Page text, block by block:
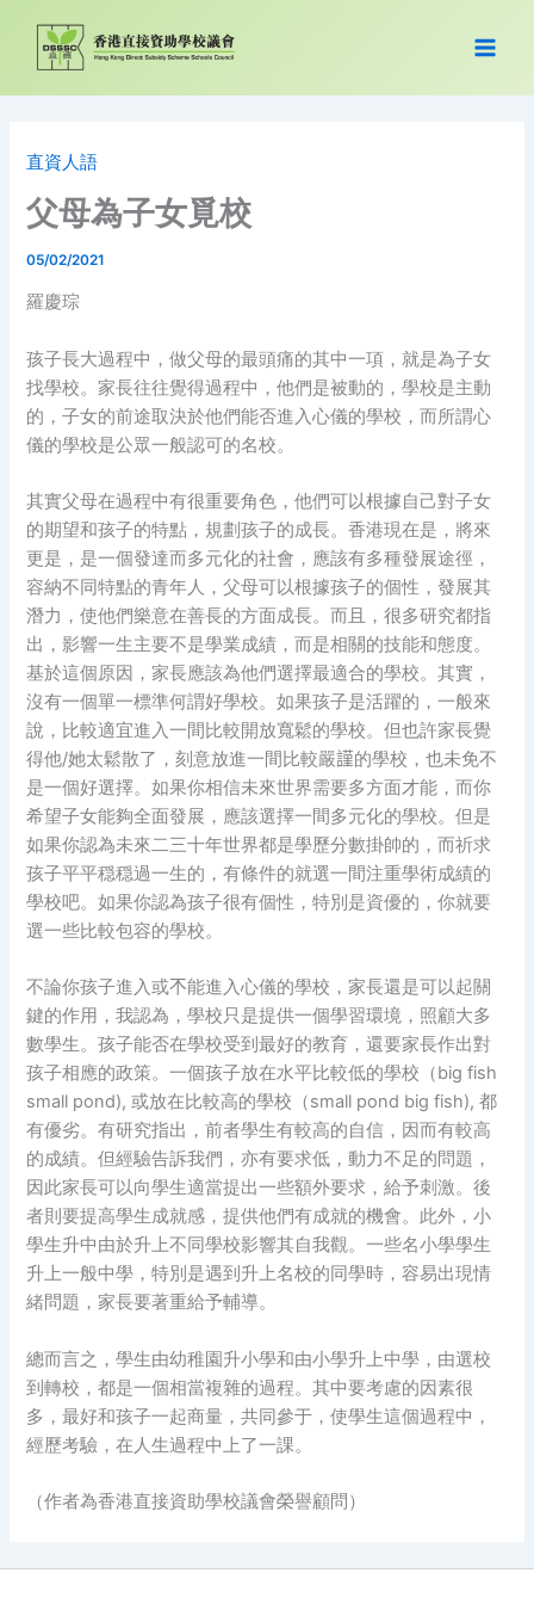
要
直資人語
父母為子女覓校
05/02/2021
羅慶琮
孩子長大過程中，做父母的最頭痛的其中一項，就是為子女
找學校。家長往往覺得過程中，他們是被動的，學校是主動
的，子女的前途取決於他們能否進入心儀的學校，而所謂心
儀的學校是公眾一般認可的名校。
其實父母在過程中有很重要角色，他們可以根據自己對子女
的期望和孩子的特點，規劃孩子的成長。香港現在是，將來
更是，是一個發達而多元化的社會，應該有多種發展途徑，
容納不同特點的青年人，父母可以根據孩子的個性，發展其
潛力，使他們樂意在善長的方面成長。而且，很多研究都指
出，影響一生主要不是學業成績，而是相關的技能和態度。
基於這個原因，家長應該為他們選擇最適合的學校。其實，
沒有一個單一標準何謂好學校。如果孩子是活躍的，一般來
說，比較適宜進入一間比較開放寬鬆的學校。但也許家長覺
得他/她太鬆散了，刻意放進一間比較嚴𧫴的學校，也未免不
是一個好選擇。如果你相信未來世界需要多方面才能，而你
希望子女能夠全面發展，應該選擇一間多元化的學校。但是
如果你認為未來二三十年世界都是學歷分數掛帥的，而祈求
孩子平平穏穏過一生的，有條件的就選一間注重學術成績的
學校吧。如果你認為孩子很有個性，特別是資優的，你就要
選一些比較包容的學校。
不論你孩子進入或𣎴能進入心儀的學校，家長還是可以起關
鍵的作用，我認為，學校只是提供一個學習環境，照顧大多
數學生。孩子能否在學校受到最好的教育，還要家長作出對
孩子相應的政策。一個孩子放在水平比較低的學校（big fish
small pond), 或放在比較高的學校（small pond big fish), 都
有優劣。有研究指出，前者學生有較高的自信，因而有較高
的成績。但經驗告訴我們，亦有要求低，動力不足的問題，
因此家長可以向學生適當提出一些額外要求，給予刺激。後
者則要提高學生成就感，提供他們有成就的機會。此外，小
學生升中由於升上不同學校影響其自我觀。一些名小學學生
升上一般中學，特別是遇到升上名校的同學時，容易出現情
緒問題，家長要著重給予輔導。
總而言之，學生由幼稚園升小學和由小學升上中學，由選校
到轉校，都是一個相當複雜的過程。其中要考慮的因素很
多，最好和孩子一起商量，共同參于，使學生這個過程中，
經歷考驗，在人生過程中上了一課。
（作者為香港直接資助學校議會榮譽顧問）